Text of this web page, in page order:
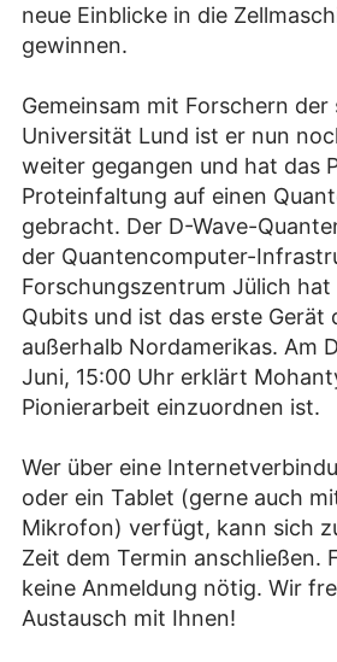
neue Einblicke in die
gewinnen.
Gemeinsam mit Forschern
Universität Lund ist er nun
weiter gegangen und hat das
Proteinfaltung auf einen
gebracht. Der D-Wave-
der Quantencomputer-
Forschungszentrum Jülich
Qubits und ist das erste Gerät
außerhalb Nordamerikas. Am
Juni, 15:00 Uhr erklärt
Pionierarbeit einzuordnen ist.
Wer über eine
oder ein Tablet (gerne auch
Mikrofon) verfügt, kann sich
Zeit dem Termin anschließen.
keine Anmeldung nötig. Wir
Austausch mit Ihnen!